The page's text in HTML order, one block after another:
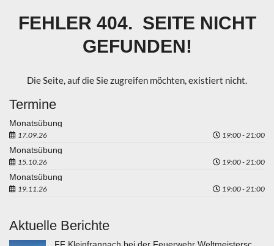
FEHLER 404. SEITE NICHT
GEFUNDEN!
Die Seite, auf die Sie zugreifen möchten, existiert nicht.
Termine
Monatsübung
17.09.26 19:00 - 21:00
Monatsübung
15.10.26 19:00 - 21:00
Monatsübung
19.11.26 19:00 - 21:00
Aktuelle Berichte